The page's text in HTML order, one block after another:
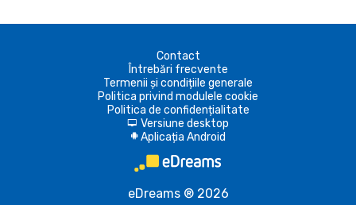
Contact
Întrebări frecvente
Termenii și condițiile generale
Politica privind modulele cookie
Politica de confidențialitate
d Versiune desktop
A Aplicația Android
eDreams ® 2026